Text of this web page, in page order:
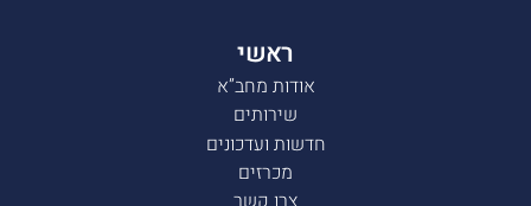
ראשי
אודות מחב”א
שירותים
חדשות ועדכונים
מכרזים